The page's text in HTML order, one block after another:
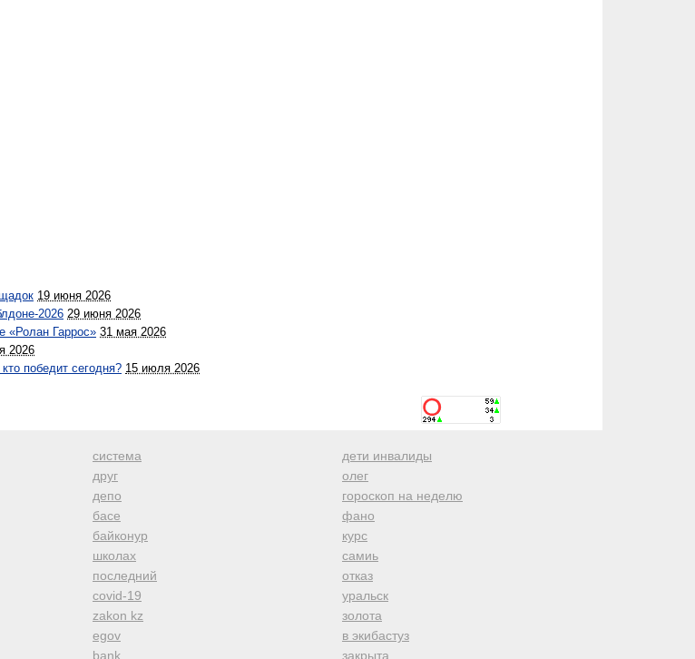
19 июня 2026
2026 29 июня 2026
«Ролан Гаррос» 31 мая 2026
2026
победит сегодня? 15 июля 2026
система
друг
депо
басе
байконур
школах
последний
covid-19
zakon kz
egov
bank
дети инвалиды
олег
гороскоп на неделю
фано
курс
самиь
отказ
уральск
золота
в экибастуз
закрыта